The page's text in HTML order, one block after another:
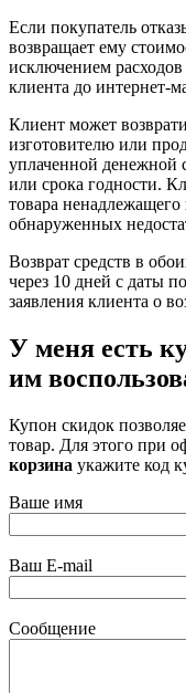
Если покупатель
возвращает ему
исключением расходов
клиента до интернет-
Клиент может
изготовителю или
уплаченной денежной
или срока годности.
товара ненадлежащего
обнаруженных
Возврат средств в
через 10 дней с даты
заявления клиента о
У меня есть
им
Купон скидок
товар. Для этого при
корзина укажите код
Ваше имя
Ваш E-mail
Сообщение